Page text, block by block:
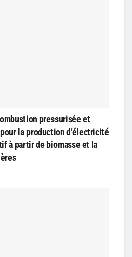
pressurisée et
la production d’électricité
à partir de biomasse et la